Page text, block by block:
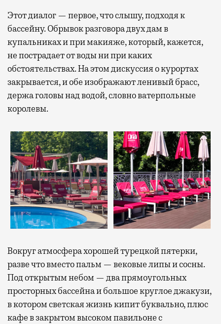
Этот диалог — первое, что слышу, подходя к
бассейну. Обрывок разговора двух дам в
купальниках и при макияже, который, кажется,
не пострадает от воды ни при каких
обстоятельствах. На этом дискуссия о курортах
закрывается, и обе изображают ленивый брасс,
держа головы над водой, словно ватерпольные
королевы.
Вокруг атмосфера хорошей турецкой пятерки,
разве что вместо пальм — вековые липы и сосны.
Под открытым небом — два прямоугольных
просторных бассейна и большое круглое джакузи,
в котором светская жизнь кипит буквально, плюс
кафе в закрытом высоком павильоне с